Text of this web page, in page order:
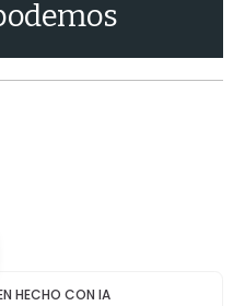
HECHO CON IA